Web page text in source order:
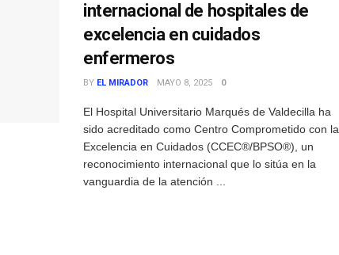
internacional de hospitales de
excelencia en cuidados
enfermeros
BY EL MIRADOR MAYO 8, 2025 0
El Hospital Universitario Marqués de Valdecilla ha
sido acreditado como Centro Comprometido con la
Excelencia en Cuidados (CCEC®/BPSO®), un
reconocimiento internacional que lo sitúa en la
vanguardia de la atención ...